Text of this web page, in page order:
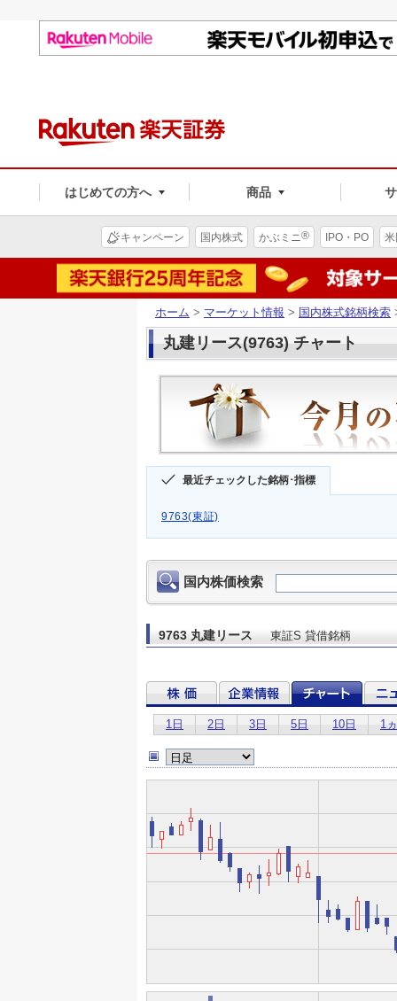
はじめての方へ 商品
キャンペーン 国内株式 かぶミニ® IPO・PO
ホーム > マーケット情報 > 国内株式銘柄検索
丸建リース(9763) チャート
最近チェックした銘柄･指標
9763(東証)